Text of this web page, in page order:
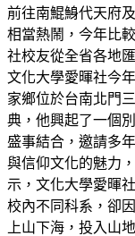
前往南鯤鯓代天府
相當熱鬧，今年比
社校友從全省各地
文化大學愛暉社今
家鄉位於台南北門
典，他興起了一個
盛事結合，邀請多
與信仰文化的魅力
示，文化大學愛暉
校內不同科系，卻
上山下海，投入山